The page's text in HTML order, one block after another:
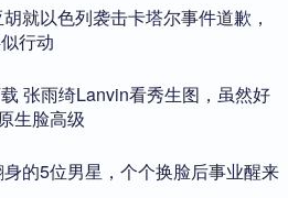
就以色列袭击卡塔尔事件道歉，
行动
张雨绮Lanvin看秀生图，虽然好
生脸高级
的5位男星，个个换脸后事业醒来